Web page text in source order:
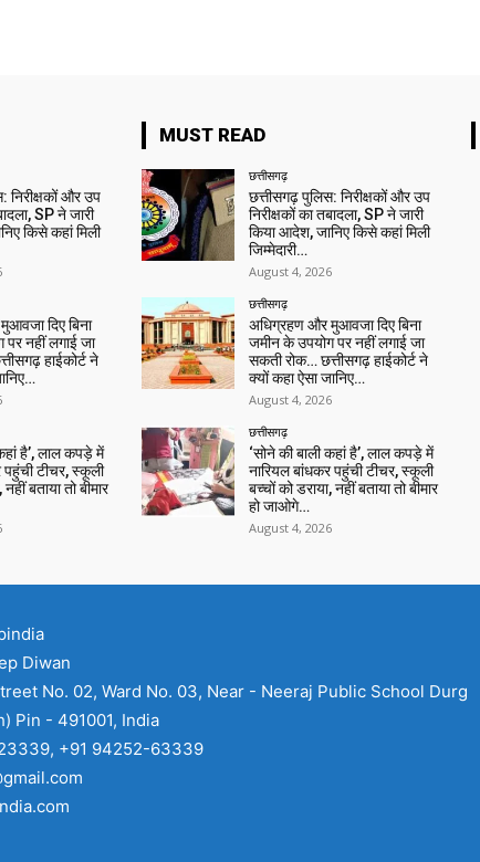
निरीक्षकों और उप
SP ने जारी
किसे कहां मिली
दिए बिना
नहीं लगाई जा
हाईकोर्ट ने
है’, लाल कपड़े में
पहुंची टीचर, स्कूली
बताया तो बीमार
MUST READ
छत्तीसगढ़
छत्तीसगढ़ पुलिस: निरीक्षकों और उप
निरीक्षकों का तबादला, SP ने जारी
किया आदेश, जानिए किसे कहां मिली
जिम्मेदारी…
August 4, 2026
छत्तीसगढ़
अधिग्रहण और मुआवजा दिए बिना
जमीन के उपयोग पर नहीं लगाई जा
सकती रोक… छत्तीसगढ़ हाईकोर्ट ने
क्यों कहा ऐसा जानिए…
August 4, 2026
छत्तीसगढ़
‘सोने की बाली कहां है’, लाल कपड़े में
नारियल बांधकर पहुंची टीचर, स्कूली
बच्चों को डराया, नहीं बताया तो बीमार
हो जाओगे…
August 4, 2026
Diwan
No. 02, Ward No. 03, Near - Neeraj Public School Durg
Pin - 491001, India
+91 94252-63339